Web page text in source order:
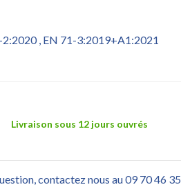
, EN 71-3:2019+A1:2021
Livraison sous 12 jours ouvrés
contactez nous au 09 70 46